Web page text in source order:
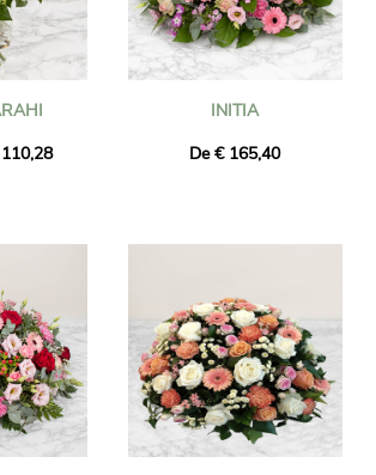
INITIA
De € 165,40